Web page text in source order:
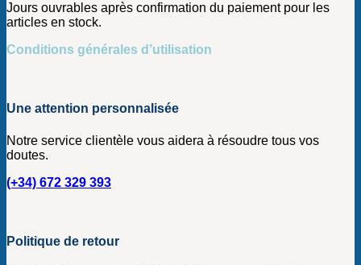
Jours ouvrables après confirmation du paiement pour les
articles en stock.
Conditions générales d’utilisation
Une attention personnalisée
Notre service clientèle vous aidera à résoudre tous vos
doutes.
(+34) 672 329 393
Politique de retour